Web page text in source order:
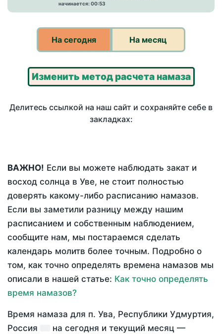
начинается: 00:53
На сегодня На месяц
Изменить метод расчета намаза
Делитесь ссылкой на наш сайт и сохраняйте себе в
закладках:
ВАЖНО! Если вы можете наблюдать закат и
восход солнца в Уве, не стоит полностью
доверять какому-либо расписанию намазов.
Если вы заметили разницу между нашим
расписанием и собственным наблюдением,
сообщите нам, мы постараемся сделать
календарь молитв более точным. Подробно о
том, как точно определять времена намазов мы
описали в нашей статье: Как точно определять
время намазов?
Время намаза для п. Ува, Республики Удмуртия,
Россия
на сегодня и текущий месяц —